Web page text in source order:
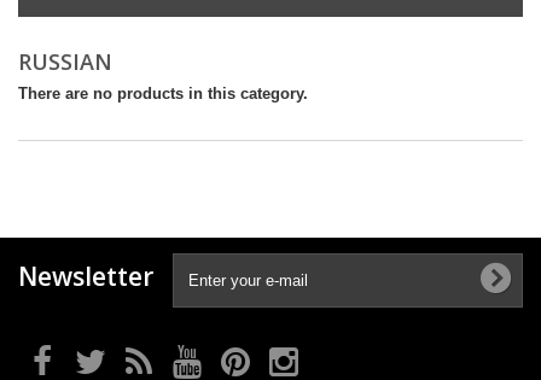
BOOKS : SCHOOL AND DICTIONARY
RUSSIAN
There are no products in this category.
Newsletter